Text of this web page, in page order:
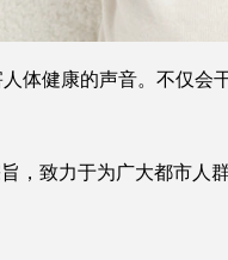
体健康的声音。不仅会
，致力于为广大都市